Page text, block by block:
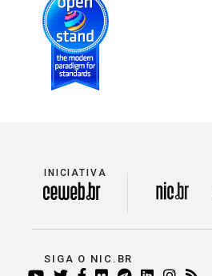
INICIATIVA
divisão
SIGA O NIC.BR